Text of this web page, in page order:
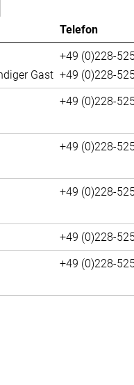
Telefon
Gast
+49 (0)228-
+49 (0)228-
+49 (0)228-
+49 (0)228-
+49 (0)228-
+49 (0)228-
+49 (0)228-